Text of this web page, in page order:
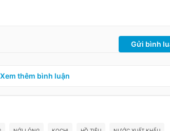
Gửi bình
Xem thêm bình luận